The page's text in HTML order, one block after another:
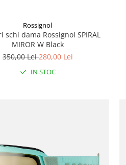
Rossignol
schi dama Rossignol SPIRAL
MIROR W Black
350,00 Lei280,00 Lei
IN STOC